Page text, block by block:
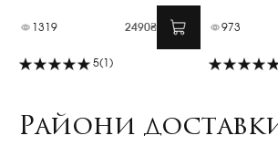
1319 2490₴
5(1)
973
Райони